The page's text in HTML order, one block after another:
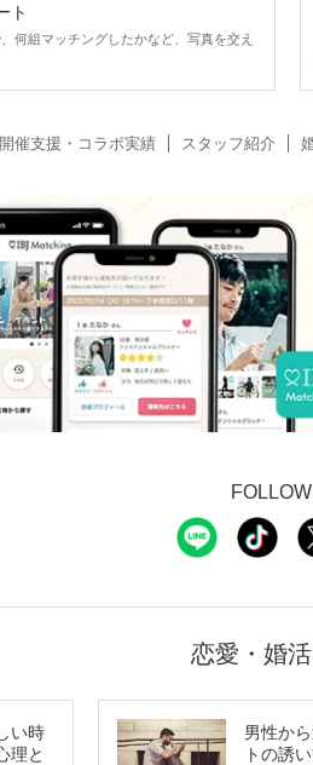
ト
何組マッチングしたかなど、写真を交え
催支援・コラボ実績 スタッフ紹介
恋愛・婚
い時
理と
男性か
トの誘